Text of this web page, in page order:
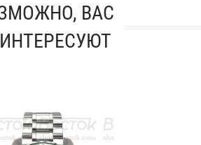
ВАС